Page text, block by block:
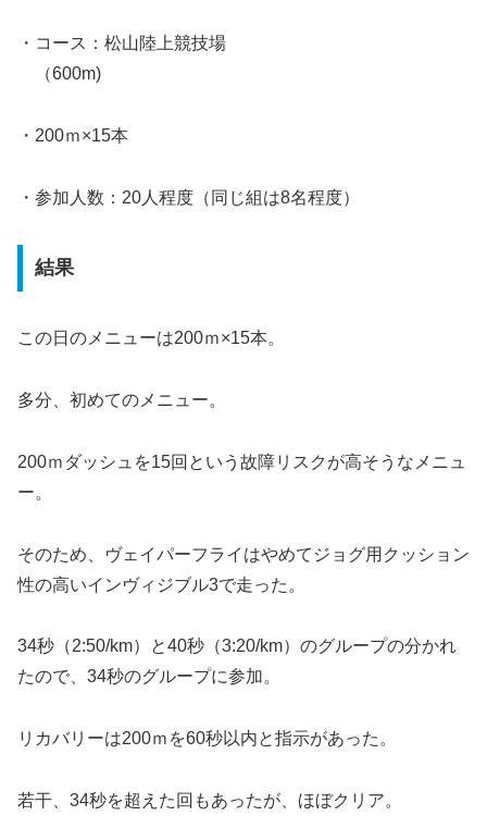
・コース：松山陸上競技場
（600m)
・200ｍ×15本
・参加人数：20人程度（同じ組は8名程度）
結果
この日のメニューは200ｍ×15本。
多分、初めてのメニュー。
200ｍダッシュを15回という故障リスクが高そうなメニュ
ー。
そのため、ヴェイパーフライはやめてジョグ用クッション
性の高いインヴィジブル3で走った。
34秒（2:50/km）と40秒（3:20/km）のグループの分かれ
たので、34秒のグループに参加。
リカバリーは200ｍを60秒以内と指示があった。
若干、34秒を超えた回もあったが、ほぼクリア。